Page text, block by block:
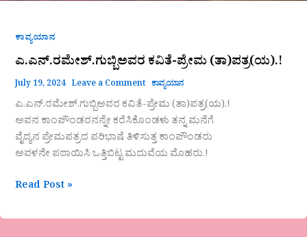
ಕಾವ್ಯಯಾನ
ಎ.ಎನ್.ರಮೇಶ್.ಗುಬ್ಬಿಅವರ ಕವಿತೆ-ಪ್ರೇಮ (ತಾ)ಪತ್ರ(ಯ).!
July 19, 2024 Leave a Comment ಕಾವ್ಯಯಾನ
ಎ.ಎನ್.ರಮೇಶ್.ಗುಬ್ಬಿಅವರ ಕವಿತೆ-ಪ್ರೇಮ (ತಾ)ಪತ್ರ(ಯ).!
ಅವನ ಕಾಂಪೌಂಡರನನ್ನೇ ಕರೆಸಿಕೊಂಡಳು ತನ್ನ ಮನೆಗೆ
ವೈದ್ಯನ ಪ್ರೇಮಪತ್ರದ ಪರಿಭಾಷೆ ತಿಳಿಸುತ್ತ ಕಾಂಪೌಂಡರು
ಅವಳನೇ ಪಠಾಯಿಸಿ ಒತ್ತಿಬಿಟ್ಟ ಮದುವೆಯ ಮೊಹರು.!
Read Post »